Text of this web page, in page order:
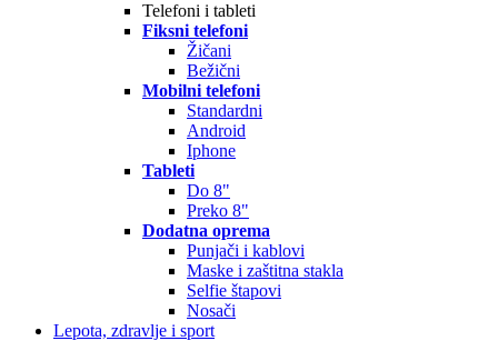
Telefoni i tableti
Fiksni telefoni
Žičani
Bežični
Mobilni telefoni
Standardni
Android
Iphone
Tableti
Do 8"
Preko 8"
Dodatna oprema
Punjači i kablovi
Maske i zaštitna stakla
Selfie štapovi
Nosači
Lepota, zdravlje i sport